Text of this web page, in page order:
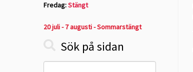
Fredag:Stängt
20 juli - 7 augusti - Sommarstängt
Sök på sidan